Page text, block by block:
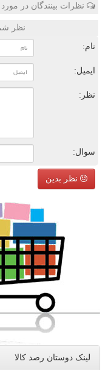
نظرات بینندگان در
نظر
نام:
ایمیل:
نظر:
سوال:
نظر بدین
لینک دوستان رصد كالا